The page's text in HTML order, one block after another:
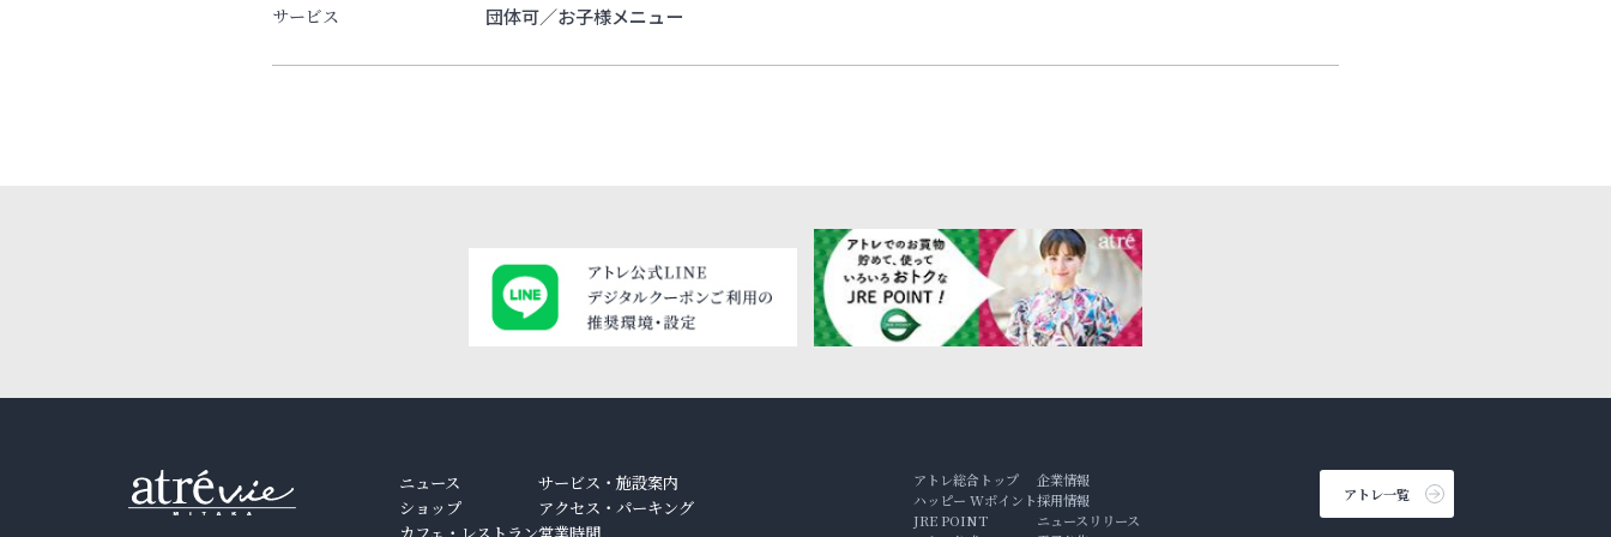
サービス 団体可／お子様メニュー
ニュース
ショップ
サービス・施設案内
アクセス・パーキング
アトレ総合トップ
ハッピー Wポイント
JRE POINT
企業情報
採用情報
ニュースリリース
アトレ一覧